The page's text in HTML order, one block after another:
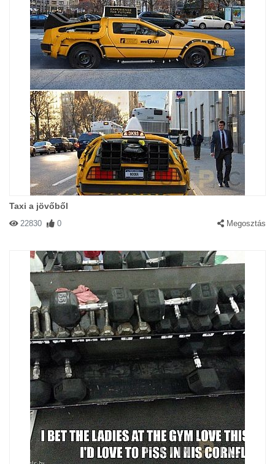
Taxi a jövőből
22830 0 Megosztás